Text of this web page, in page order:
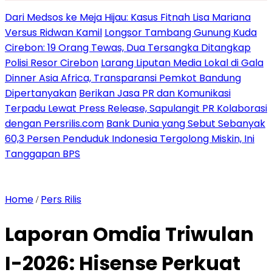
Dari Medsos ke Meja Hijau: Kasus Fitnah Lisa Mariana
Versus Ridwan Kamil Longsor Tambang Gunung Kuda
Cirebon: 19 Orang Tewas, Dua Tersangka Ditangkap
Polisi Resor Cirebon Larang Liputan Media Lokal di Gala
Dinner Asia Africa, Transparansi Pemkot Bandung
Dipertanyakan Berikan Jasa PR dan Komunikasi
Terpadu Lewat Press Release, Sapulangit PR Kolaborasi
dengan Persrilis.com Bank Dunia yang Sebut Sebanyak
60,3 Persen Penduduk Indonesia Tergolong Miskin, Ini
Tanggapan BPS
Home / Pers Rilis
Laporan Omdia Triwulan
I-2026: Hisense Perkuat